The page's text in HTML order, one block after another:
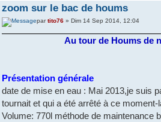
zoom sur le bac de houms
partito76 » Dim 14 Sep 2014, 12:04
Au tour de Houms de
Présentation générale
date de mise en eau : Mai 2013,je suis
tournait et qui a été arrêté à ce moment-
Volume: 770l méthode de maintenance